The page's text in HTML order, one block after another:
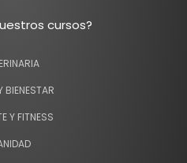
cursos?
BIENESTAR
Y FITNESS